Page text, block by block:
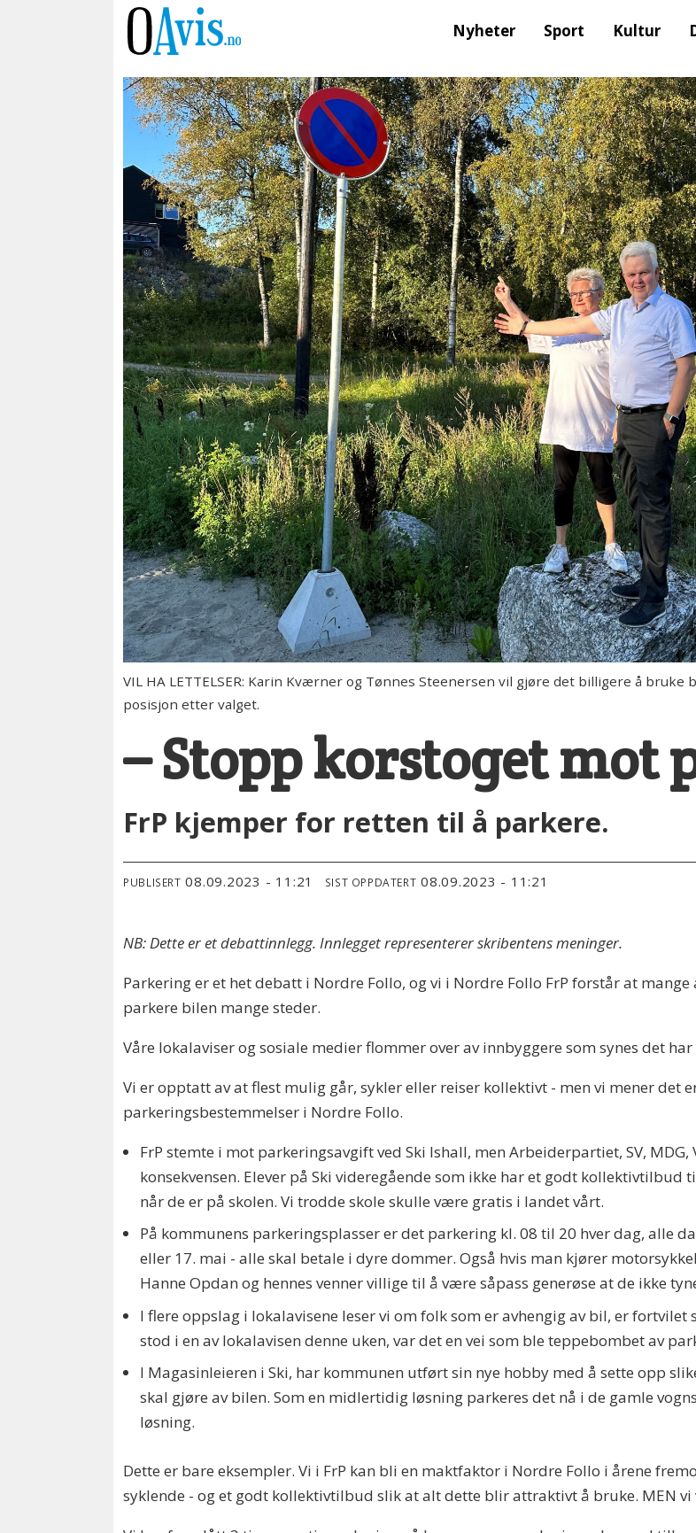
Nyheter Sport Kultur
VIL HA LETTELSER: Karin Kværner og Tønnes Steenersen vil gjøre det billigere å
posisjon etter valget.
– Stopp korstoget mot
FrP kjemper for retten til å parkere.
PUBLISERT 08.09.2023 - 11:21 SIST OPPDATERT 08.09.2023 - 11:21
NB: Dette er et debattinnlegg. Innlegget representerer skribentens meninger.
Parkering er et het debatt i Nordre Follo, og vi i Nordre Follo FrP forstår at
parkere bilen mange steder.
Våre lokalaviser og sosiale medier flommer over av innbyggere som synes det
Vi er opptatt av at flest mulig går, sykler eller reiser kollektivt - men vi mener det
parkeringsbestemmelser i Nordre Follo.
FrP stemte i mot parkeringsavgift ved Ski Ishall, men Arbeiderpartiet, SV, MDG,
konsekvensen. Elever på Ski videregående som ikke har et godt
når de er på skolen. Vi trodde skole skulle være gratis i landet vårt.
På kommunens parkeringsplasser er det parkering kl. 08 til 20 hver dag, alle
eller 17. mai - alle skal betale i dyre dommer. Også hvis man kjører
Hanne Opdan og hennes venner villige til å være såpass generøse at de ikke
I flere oppslag i lokalavisene leser vi om folk som er avhengig av bil, er fortvilet
stod i en av lokalavisen denne uken, var det en vei som ble teppebombet av
I Magasinleieren i Ski, har kommunen utført sin nye hobby med å sette opp
skal gjøre av bilen. Som en midlertidig løsning parkeres det nå i de gamle
løsning.
Dette er bare eksempler. Vi i FrP kan bli en maktfaktor i Nordre Follo i årene
syklende - og et godt kollektivtilbud slik at alt dette blir attraktivt å bruke. MEN